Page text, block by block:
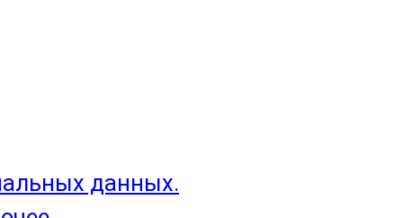
данных.